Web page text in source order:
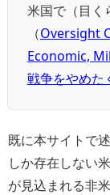
米国で（目く
（Oversight
Economic,
戦争をやめた
既に本サイトで
しか存在しない
が見込まれる非